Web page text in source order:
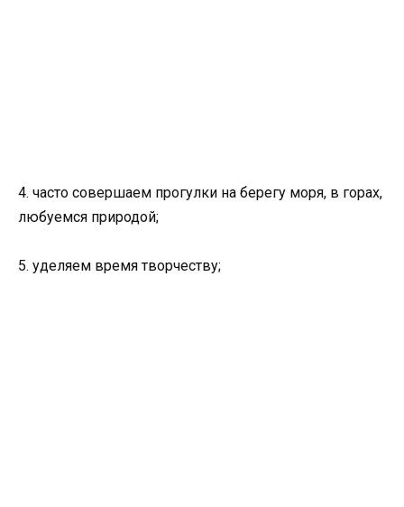
4. часто совершаем прогулки на берегу моря, в горах,
любуемся природой;
5. уделяем время творчеству;